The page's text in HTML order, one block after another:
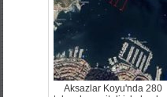
Aksazlar Koyu'nda 280